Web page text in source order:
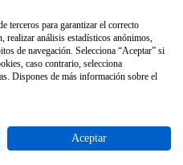
Aviso Legal
terceros para garantizar el correcto
realizar análisis estadísticos anónimos,
de navegación. Selecciona “Aceptar” si
caso contrario, selecciona
Dispones de más información sobre el
Aceptar